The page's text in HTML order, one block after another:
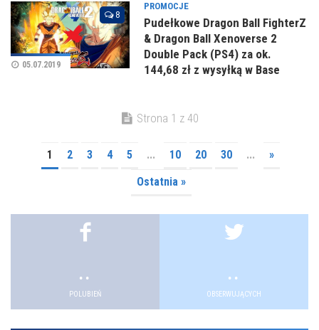
8
05.07.2019
PROMOCJE
Pudełkowe Dragon Ball FighterZ
& Dragon Ball Xenoverse 2
Double Pack (PS4) za ok.
144,68 zł z wysyłką w Base
Strona 1 z 40
1 2 3 4 5 ... 10 20 30 ...
»
Ostatnia »
.
POLUBIEŃ
.
OBSERWUJĄCYCH